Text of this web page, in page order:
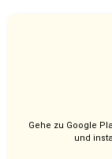
Gehe zu Google
und